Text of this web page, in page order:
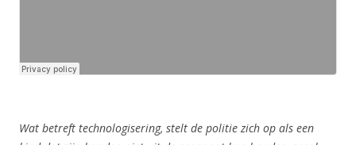
Wat betreft technologisering, stelt de politie zich op als een